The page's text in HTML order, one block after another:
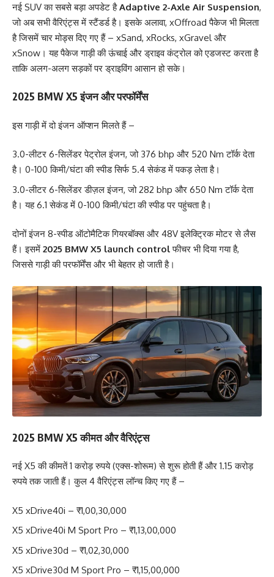
नई SUV का सबसे बड़ा अपडेट हैAdaptive 2-Axle Air Suspension,
जो अब सभी वैरिएंट्स में स्टैंडर्ड है। इसके अलावा, xOffroad पैकेज भी मिलता
है जिसमें चार मोड्स दिए गए हैं – xSand, xRocks, xGravel और
xSnow। यह पैकेज गाड़ी की ऊंचाई और ड्राइव कंट्रोल को एडजस्ट करता है
ताकि अलग-अलग सड़कों पर ड्राइविंग आसान हो सके।
2025 BMW X5 इंजन और परफॉर्मेंस
इस गाड़ी में दो इंजन ऑप्शन मिलते हैं –
3.0-लीटर 6-सिलेंडर पेट्रोल इंजन, जो 376 bhp और 520 Nm टॉर्क देता
है। 0-100 किमी/घंटा की स्पीड सिर्फ 5.4 सेकंड में पकड़ लेता है।
3.0-लीटर 6-सिलेंडर डीज़ल इंजन, जो 282 bhp और 650 Nm टॉर्क देता
है। यह 6.1 सेकंड में 0-100 किमी/घंटा की स्पीड पर पहुंचता है।
दोनों इंजन 8-स्पीड ऑटोमैटिक गियरबॉक्स और 48V इलेक्ट्रिक मोटर से लैस
हैं। इसमें 2025 BMW X5 launch controlफीचर भी दिया गया है,
जिससे गाड़ी की परफॉर्मेंस और भी बेहतर हो जाती है।
2025 BMW X5 कीमत और वैरिएंट्स
नई X5 की कीमतें 1 करोड़ रुपये (एक्स-शोरूम) से शुरू होती हैं और 1.15 करोड़
रुपये तक जाती हैं। कुल 4 वैरिएंट्स लॉन्च किए गए हैं –
X5 xDrive40i – ₹1,00,30,000
X5 xDrive40i M Sport Pro – ₹1,13,00,000
X5 xDrive30d – ₹1,02,30,000
X5 xDrive30d M Sport Pro – ₹1,15,00,000